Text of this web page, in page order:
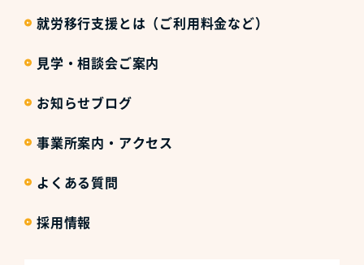
就労移行支援とは（ご利用料金など）
見学・相談会ご案内
お知らせブログ
事業所案内・アクセス
よくある質問
採用情報